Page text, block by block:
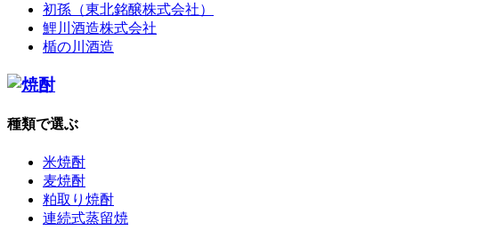
初孫（東北銘醸株式会社）
鯉川酒造株式会社
楯の川酒造
種類で選ぶ
米焼酎
麦焼酎
粕取り焼酎
連続式蒸留焼